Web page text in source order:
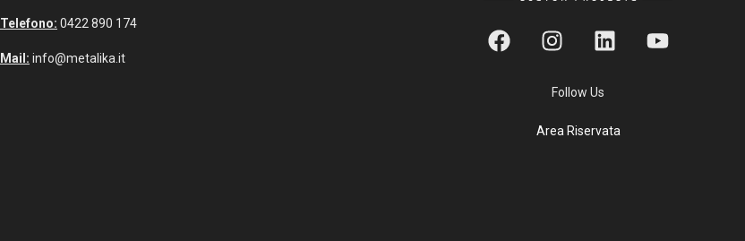
Telefono: 0422 890 174
Mail: info@metalika.it
Follow Us
Area Riservata